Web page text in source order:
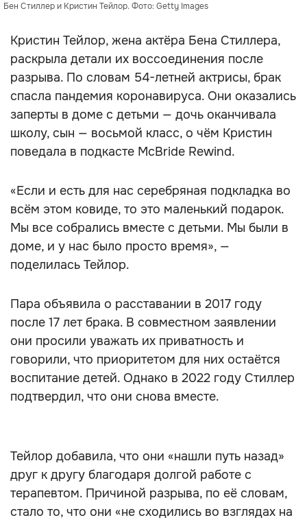
Бен Стиллер и Кристин Тейлор. Фото: Getty Images
Кристин Тейлор, жена актёра Бена Стиллера,
раскрыла детали их воссоединения после
разрыва. По словам 54-летней актрисы, брак
спасла пандемия коронавируса. Они оказались
заперты в доме с детьми — дочь оканчивала
школу, сын — восьмой класс, о чём Кристин
поведала в подкасте McBride Rewind.
«Если и есть для нас серебряная подкладка во
всём этом ковиде, то это маленький подарок.
Мы все собрались вместе с детьми. Мы были в
доме, и у нас было просто время», —
поделилась Тейлор.
Пара объявила о расставании в 2017 году
после 17 лет брака. В совместном заявлении
они просили уважать их приватность и
говорили, что приоритетом для них остаётся
воспитание детей. Однако в 2022 году Стиллер
подтвердил, что они снова вместе.
Тейлор добавила, что они «нашли путь назад»
друг к другу благодаря долгой работе с
терапевтом. Причиной разрыва, по её словам,
стало то, что они «не сходились во взглядах на